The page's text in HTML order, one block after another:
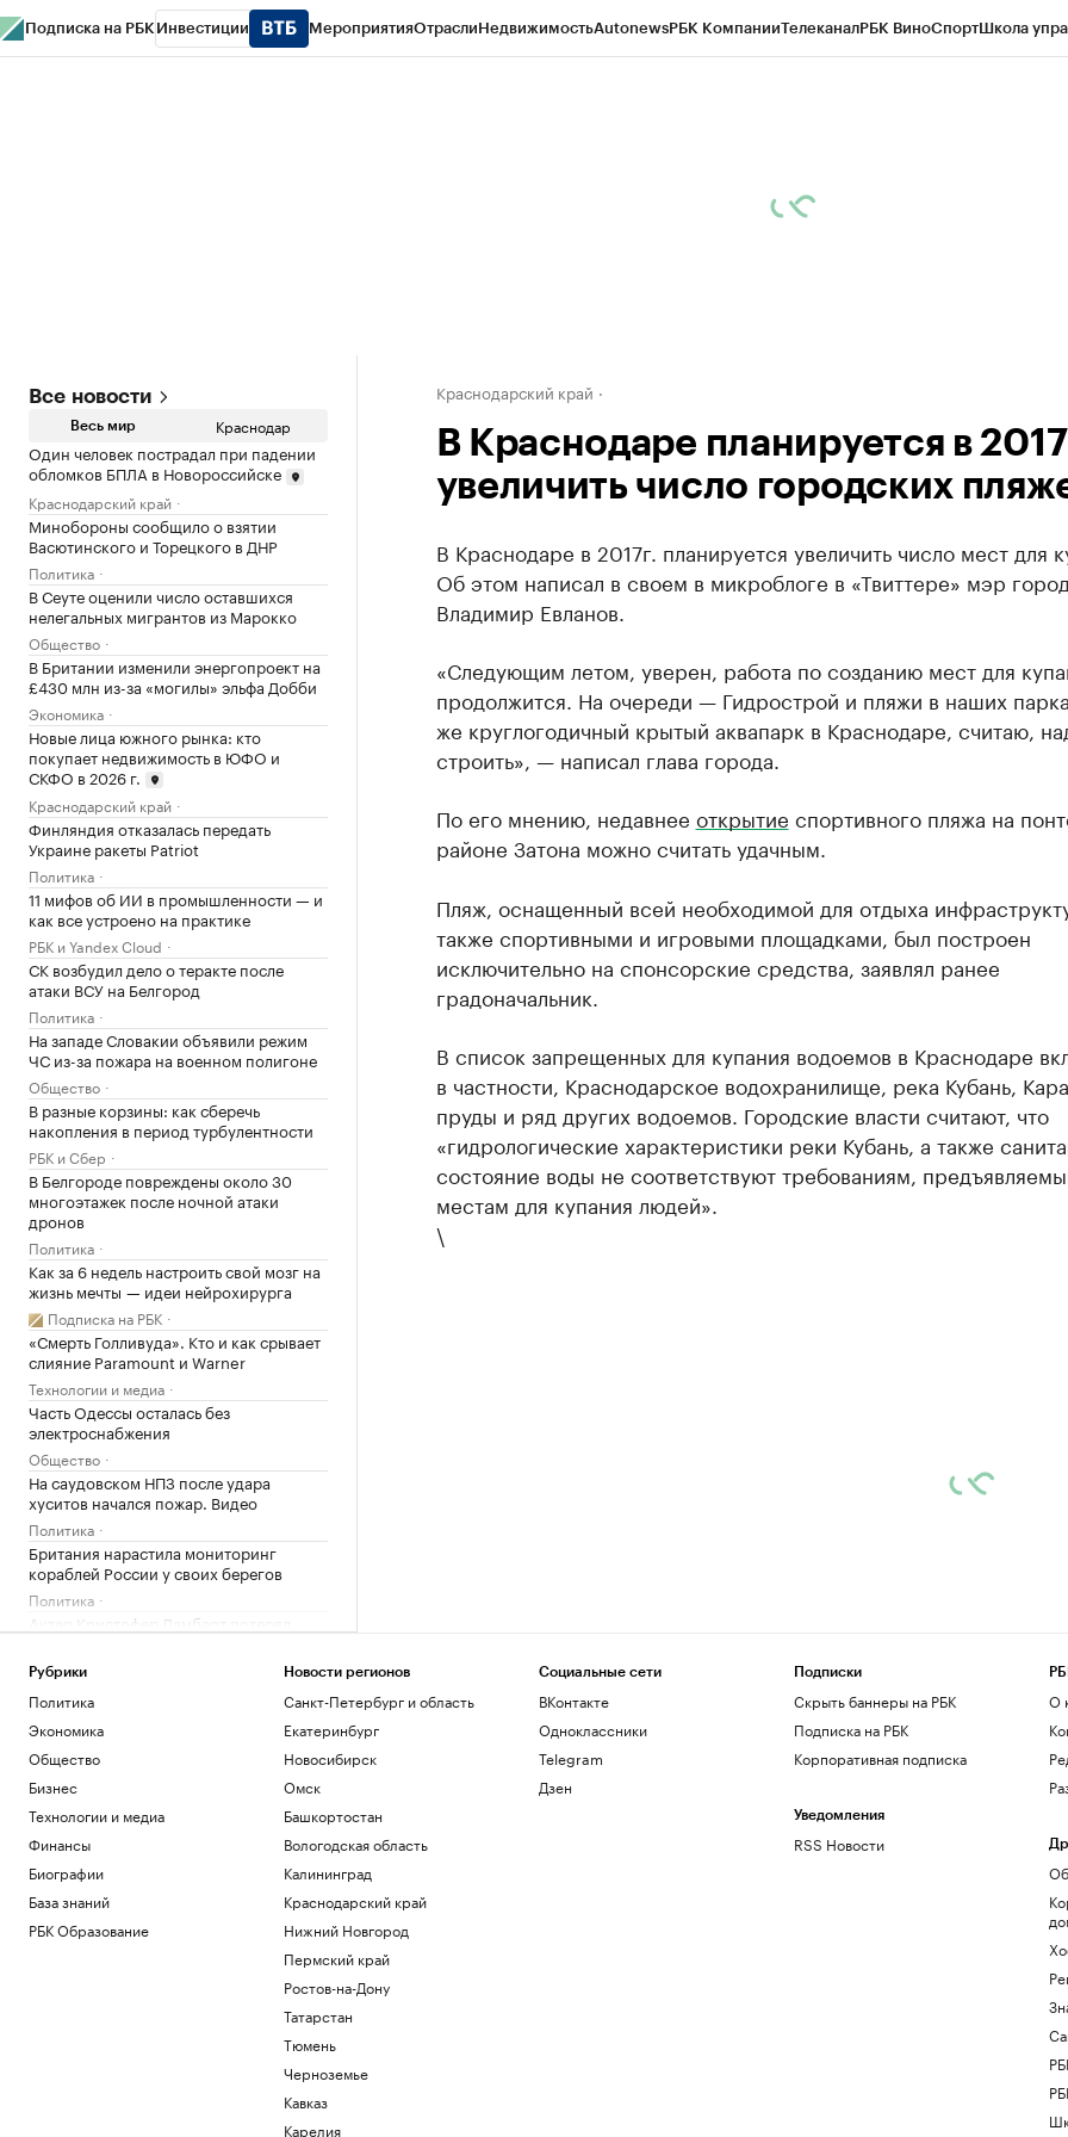
Подписка на РБК Инвестиции МероприятияОтраслиНедвижимостьAutonewsРБК КомпанииТелеканалРБК ВиноСпортШкола
Все новости
Весь мир Краснодар
Один человек пострадал при падении
обломков БПЛА в Новороссийске
Краснодарский край
Минобороны сообщило о взятии
Васютинского и Торецкого в ДНР
Политика
В Сеуте оценили число оставшихся
нелегальных мигрантов из Марокко
Общество
В Британии изменили энергопроект на
£430 млн из-за «могилы» эльфа Добби
Экономика
Новые лица южного рынка: кто
покупает недвижимость в ЮФО и
СКФО в 2026 г.
Краснодарский край
Финляндия отказалась передать
Украине ракеты Patriot
Политика
11 мифов об ИИ в промышленности — и
как все устроено на практике
РБК и Yandex Cloud
СК возбудил дело о теракте после
атаки ВСУ на Белгород
Политика
На западе Словакии объявили режим
ЧС из-за пожара на военном полигоне
Общество
В разные корзины: как сберечь
накопления в период турбулентности
РБК и Сбер
В Белгороде повреждены около 30
многоэтажек после ночной атаки
дронов
Политика
Как за 6 недель настроить свой мозг на
жизнь мечты — идеи нейрохирурга
Подписка на РБК
«Смерть Голливуда». Кто и как срывает
слияние Paramount и Warner
Технологии и медиа
Часть Одессы осталась без
электроснабжения
Общество
На саудовском НПЗ после удара
хуситов начался пожар. Видео
Политика
Британия нарастила мониторинг
кораблей России у своих берегов
Политика
Актер Кристофер Ламберт потерял
США
Сила цвета. Как Stanley заработала
$750 млн, продавая термосы
женщинам
бизнес и экономику
РБК и Петербургская Биржа
Три человека погибли при ночной
атаке на Белгород
Политика
Краснодарский край
В Краснодаре планируется в
увеличить число городских
В Краснодаре в 2017г. планируется увеличить число мест для
Об этом написал в своем в микроблоге в «Твиттере» мэр
Владимир Евланов.
«Следующим летом, уверен, работа по созданию мест для
продолжится. На очереди — Гидрострой и пляжи в наших
же круглогодичный крытый аквапарк в Краснодаре, считаю,
строить», — написал глава города.
По его мнению, недавнее открытие спортивного пляжа на
районе Затона можно считать удачным.
Пляж, оснащенный всей необходимой для отдыха
также спортивными и игровыми площадками, был построен
исключительно на спонсорские средства, заявлял ранее
градоначальник.
В список запрещенных для купания водоемов в Краснодаре
в частности, Краснодарское водохранилище, река Кубань,
пруды и ряд других водоемов. Городские власти считают, что
«гидрологические характеристики реки Кубань, а также
состояние воды не соответствуют требованиям,
местам для купания людей».
\
Рубрики
Политика
Экономика
Общество
Бизнес
Технологии и медиа
Финансы
Биографии
База знаний
РБК Образование
Новости регионов
Санкт-Петербург и область
Екатеринбург
Новосибирск
Омск
Башкортостан
Вологодская область
Калининград
Краснодарский край
Нижний Новгород
Пермский край
Ростов-на-Дону
Татарстан
Тюмень
Черноземье
Кавказ
Карелия
Социальные сети
ВКонтакте
Одноклассники
Telegram
Дзен
Подписки
Скрыть баннеры на РБК
Подписка на РБК
Корпоративная подписка
Уведомления
RSS Новости
О